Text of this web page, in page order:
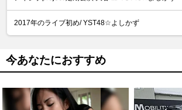
2017年のライブ初め/ YST48☆よしかず
今あなたにおすすめ